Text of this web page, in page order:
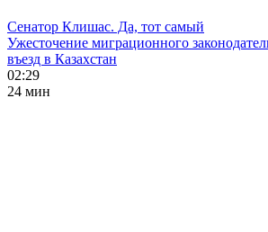
Сенатор Клишас. Да, тот самый
Ужесточение миграционного
въезд в Казахстан
02:29
24 мин